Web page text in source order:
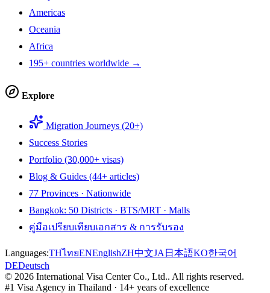
Americas
Oceania
Africa
195+ countries worldwide →
Explore
Migration Journeys (20+)
Success Stories
Portfolio (30,000+ visas)
Blog & Guides (44+ articles)
77 Provinces · Nationwide
Bangkok: 50 Districts · BTS/MRT · Malls
คู่มือเปรียบเทียบเอกสาร & การรับรอง
Languages:THไทยENEnglishZH中文JA 日本語KO한국어
DEDeutsch
© 2026 International Visa Center Co., Ltd.. All rights reserved.
#1 Visa Agency in Thailand · 14+ years of excellence